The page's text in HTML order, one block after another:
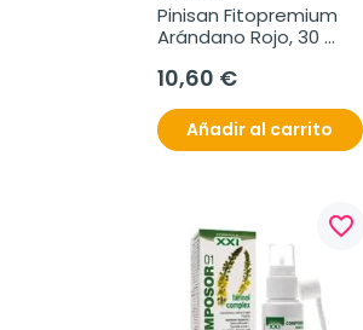
Pinisan Fitopremium
Arándano Rojo, 30
10,60 €
Añadir al carrito
favorite_border